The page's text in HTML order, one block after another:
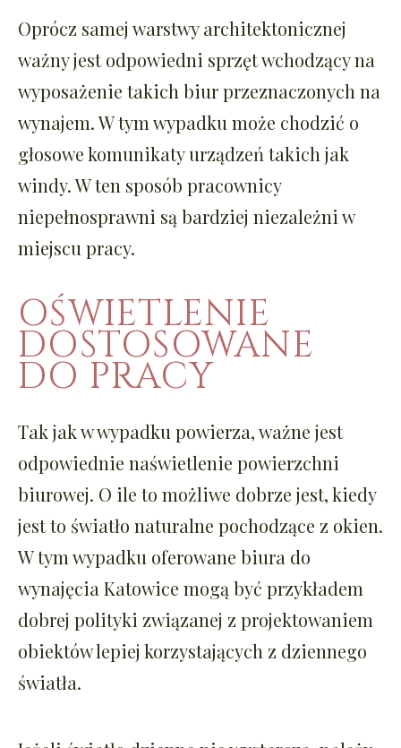
Oprócz samej warstwy architektonicznej
ważny jest odpowiedni sprzęt wchodzący na
wyposażenie takich biur przeznaczonych na
wynajem. W tym wypadku może chodzić o
głosowe komunikaty urządzeń takich jak
windy. W ten sposób pracownicy
niepełnosprawni są bardziej niezależni w
miejscu pracy.
OŚWIETLENIE
DOSTOSOWANE
DO PRACY
Tak jak w wypadku powierza, ważne jest
odpowiednie naświetlenie powierzchni
biurowej. O ile to możliwe dobrze jest, kiedy
jest to światło naturalne pochodzące z okien.
W tym wypadku oferowane biura do
wynajęcia Katowice mogą być przykładem
dobrej polityki związanej z projektowaniem
obiektów lepiej korzystających z dziennego
światła.